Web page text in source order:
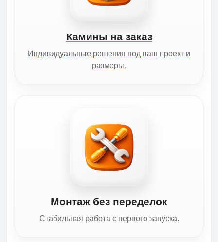
Камины на заказ
Индивидуальные решения под ваш проект и
размеры.
Монтаж без переделок
Стабильная работа с первого запуска.